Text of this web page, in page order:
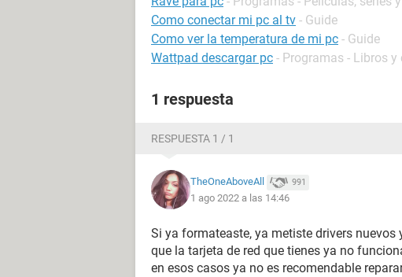
Como conectar mi pc al tv - Guide
Como ver la temperatura de mi pc - Guide
Wattpad descargar pc - Programas - Libros y
1 respuesta
RESPUESTA 1 / 1
TheOneAboveAll 991
1 ago 2022 a las 14:46
Si ya formateaste, ya metiste drivers nuevos
que la tarjeta de red que tienes ya no
en esos casos ya no es recomendable